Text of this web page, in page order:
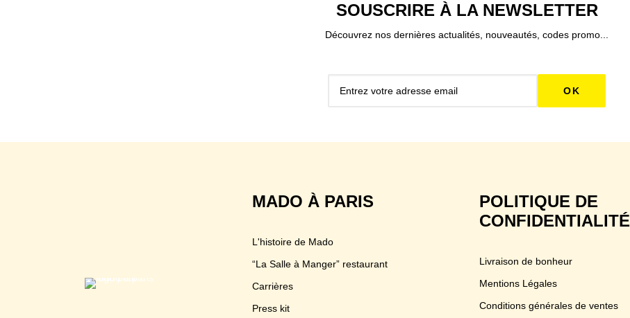
SOUSCRIRE À LA NEWSLETTER
Découvrez nos dernières actualités, nouveautés, codes promo...
MADO À PARIS
L'histoire de Mado
“La Salle à Manger” restaurant
Carrières
Press kit
POLITIQUE DE
CONFIDENTIALITÉ
Livraison de bonheur
Mentions Légales
Conditions générales de ventes